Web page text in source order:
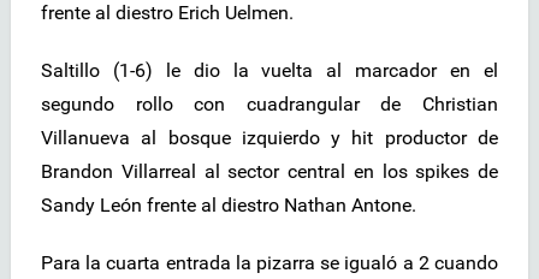
frente al diestro Erich Uelmen.
Saltillo (1-6) le dio la vuelta al marcador en el
segundo rollo con cuadrangular de Christian
Villanueva al bosque izquierdo y hit productor de
Brandon Villarreal al sector central en los spikes de
Sandy León frente al diestro Nathan Antone.
Para la cuarta entrada la pizarra se igualó a 2 cuando